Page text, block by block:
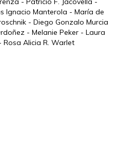
Ignacio Manterola - María de
- Diego Gonzalo Murcia
- Melanie Peker - Laura
Rosa Alicia R. Warlet